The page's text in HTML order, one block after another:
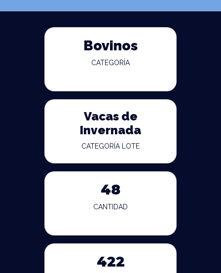
Bovinos
CATEGORÍA
Vacas de
Invernada
CATEGORÍA LOTE
48
CANTIDAD
422